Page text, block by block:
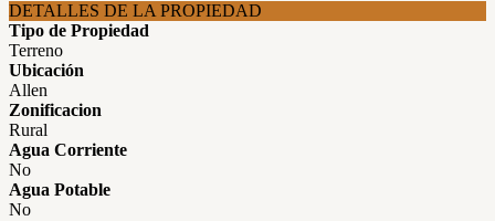
DETALLES DE LA PROPIEDAD
Tipo de Propiedad
Terreno
Ubicación
Allen
Zonificacion
Rural
Agua Corriente
No
Agua Potable
No